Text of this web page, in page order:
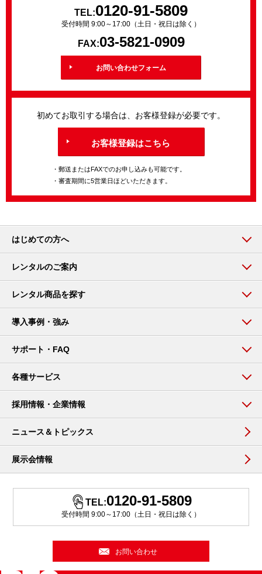
TEL:0120-91-5809
受付時間 9:00～17:00（土日・祝日は除く）
FAX:03-5821-0909
お問い合わせフォーム
初めてお取引する場合は、お客様登録が必要です。
お客様登録はこちら
・郵送またはFAXでのお申し込みも可能です。
・審査期間に5営業日ほどいただきます。
はじめての方へ
レンタルのご案内
レンタル商品を探す
導入事例・強み
サポート・FAQ
各種サービス
採用情報・企業情報
ニュース＆トピックス
展示会情報
TEL:0120-91-5809
受付時間 9:00～17:00（土日・祝日は除く）
お問い合わせ